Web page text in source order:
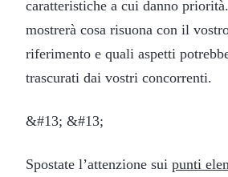
caratteristiche a cui danno
mostrerà cosa risuona con il
riferimento e quali aspetti
trascurati dai vostri concorrenti.
&#13; &#13;
Spostate l’attenzione sui punti